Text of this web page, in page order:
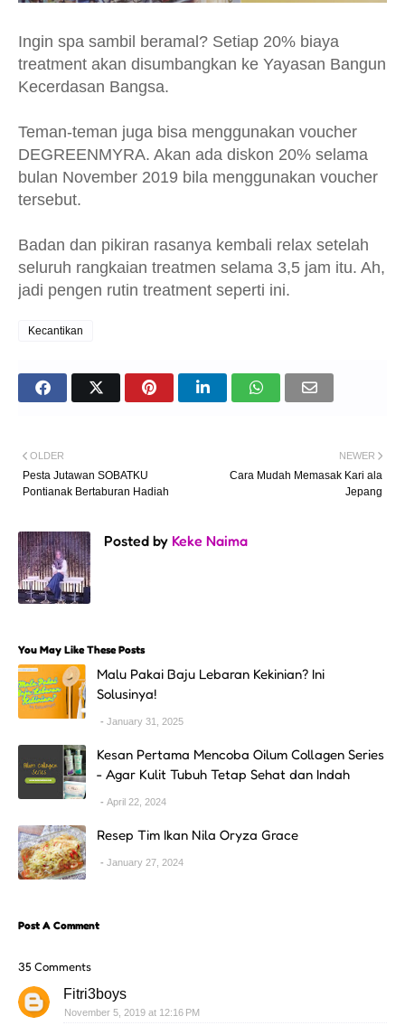
Ingin spa sambil beramal? Setiap 20% biaya
treatment akan disumbangkan ke Yayasan Bangun
Kecerdasan Bangsa.
Teman-teman juga bisa menggunakan voucher
DEGREENMYRA. Akan ada diskon 20% selama
bulan November 2019 bila menggunakan voucher
tersebut.
Badan dan pikiran rasanya kembali relax setelah
seluruh rangkaian treatmen selama 3,5 jam itu. Ah,
jadi pengen rutin treatment seperti ini.
Kecantikan
NEWER
Cara Mudah Memasak Kari ala
Jepang
OLDER
Pesta Jutawan SOBATKU
Pontianak Bertaburan Hadiah
Posted by Keke Naima
You May Like These Posts
Malu Pakai Baju Lebaran Kekinian? Ini
Solusinya!
January 31, 2025
Kesan Pertama Mencoba Oilum Collagen Series
- Agar Kulit Tubuh Tetap Sehat dan Indah
April 22, 2024
Resep Tim Ikan Nila Oryza Grace
January 27, 2024
Post A Comment
35 Comments
Fitri3boys
November 5, 2019 at 12:16 PM